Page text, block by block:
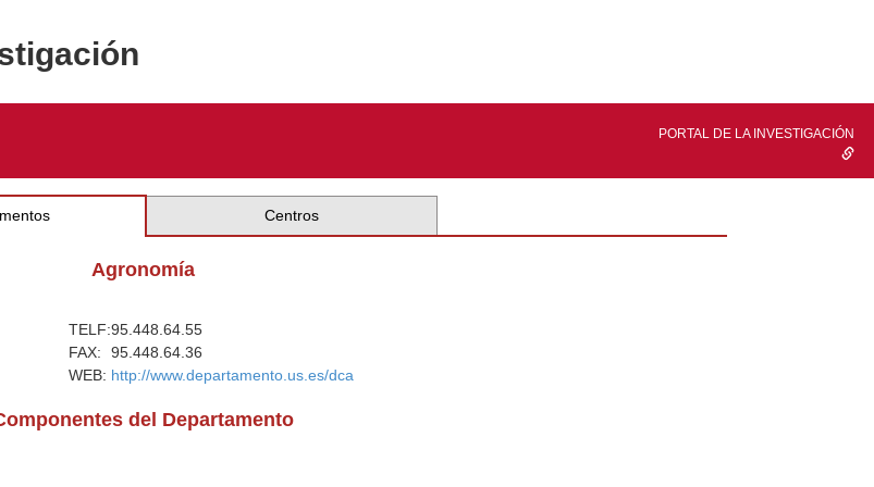
PORTAL DE LA INVESTIGACIÓN
Centros
Agronomía
TELF:95.448.64.55
FAX:
95.448.64.36
WEB: http://www.departamento.us.es/dca
del Departamento